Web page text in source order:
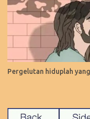
Pergelutan hiduplah